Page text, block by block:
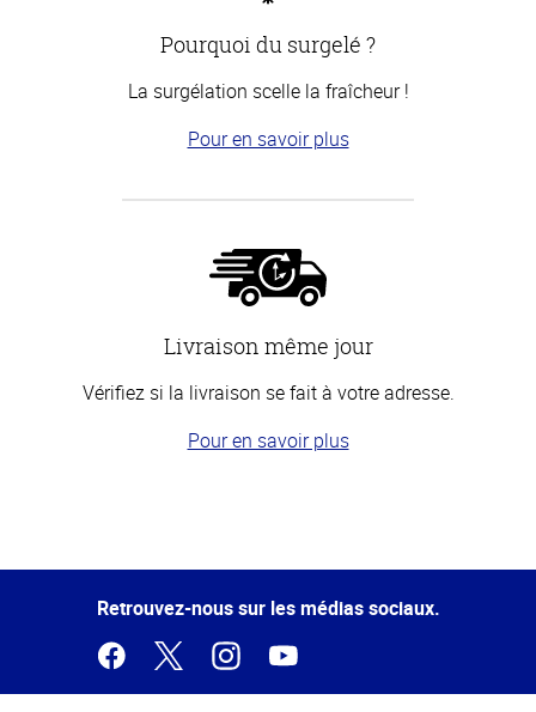
Pourquoi du surgelé ?
La surgélation scelle la fraîcheur !
Pour en savoir plus
Livraison même jour
Vérifiez si la livraison se fait à votre adresse.
Pour en savoir plus
de la
Retrouvez-nous sur les médias sociaux.